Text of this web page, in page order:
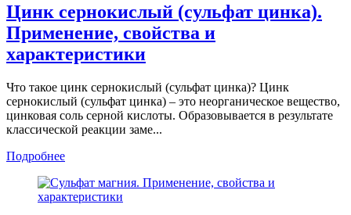
Цинк сернокислый (сульфат цинка).
Применение, свойства и
характеристики
Что такое цинк сернокислый (сульфат цинка)? Цинк
сернокислый (сульфат цинка) – это неорганическое вещество,
цинковая соль серной кислоты. Образовывается в результате
классической реакции заме...
Подробнее